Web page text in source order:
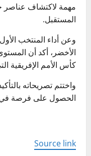
مهمة لاكتشاف عناصر
المستقبل.
وعن أداء المنتخب
الأخضر، أكد أن
كأس الأمم الإفريقية
واختتم تصريحاته
الحصول على فرصة في
Source link